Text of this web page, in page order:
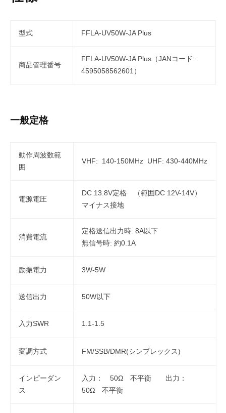
型式 FFLA-UV50W-JA Plus
商品管理番号
FFLA-UV50W-JA Plus（JANコード:
4595058562601 ）
一般定格
動作周波数範
囲
VHF: 140-150MHz UHF: 430-440MHz
電源電圧
DC 13.8V定格 （範囲DC 12V-14V）
マイナス接地
消費電流
定格送信出力時: 8A以下
無信号時: 約0.1A
励振電力 3W-5W
送信出力 50W以下
入力SWR 1.1-1.5
変調方式 FM/SSB/DMR(シンプレックス)
インピーダン
ス
入力： 50Ω 不平衡 出力：
50Ω 不平衡